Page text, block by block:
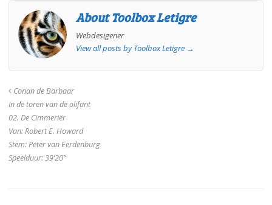
About Toolbox Letigre
Webdesigener
View all posts by Toolbox Letigre →
Conan de Barbaar
In de toren van de olifant
02. De Cimmeriër
Van: Robert E. Howard
Stem: Peter van Eerdenburg
Speelduur: 39’20”